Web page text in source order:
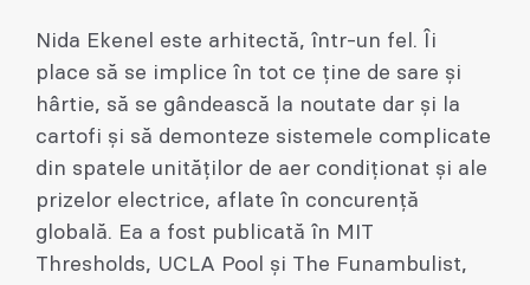
Nida Ekenel este arhitectă, într-un fel. Îi
place să se implice în tot ce ține de sare și
hârtie, să se gândească la noutate dar și la
cartofi și să demonteze sistemele complicate
din spatele unităților de aer condiționat și ale
prizelor electrice, aflate în concurență
globală. Ea a fost publicată în MIT
Thresholds, UCLA Pool și The Funambulist,